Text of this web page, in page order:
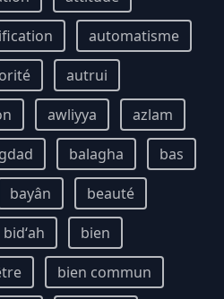
automatisme
autrui
awliyya
azlam
balagha
bas
bayân
beauté
bidʻah
bien
bien commun